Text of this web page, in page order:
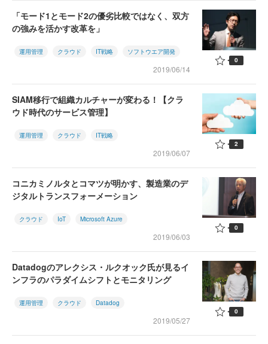
「モード1とモード2の優劣比較ではなく、双方
の強みを活かす改革を」
運用管理 クラウド IT戦略 ソフトウエア開発
2019/06/14
0
SIAM移行で組織カルチャーが変わる！【クラ
ウド時代のサービス管理】
運用管理 クラウド IT戦略
2019/06/07
2
コニカミノルタとコマツが明かす、製造業のデ
ジタルトランスフォーメーション
クラウド IoT Microsoft Azure
2019/06/03
0
Datadogのアレクシス・ルクオック氏が見るイ
ンフラのパラダイムシフトとモニタリング
運用管理 クラウド Datadog
2019/05/27
0